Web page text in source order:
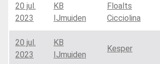
20 jul.
2023
KB
IJmuiden
Floalts
Cicciolina
20 jul.
2023
KB
IJmuiden
Kesper